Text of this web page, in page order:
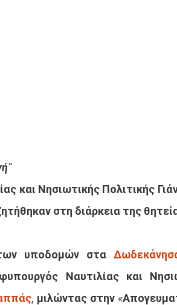
και Νησιωτικής Πολιτικής
στη διάρκεια της
υποδομών στα
Ναυτιλίας και
, μιλώντας στην